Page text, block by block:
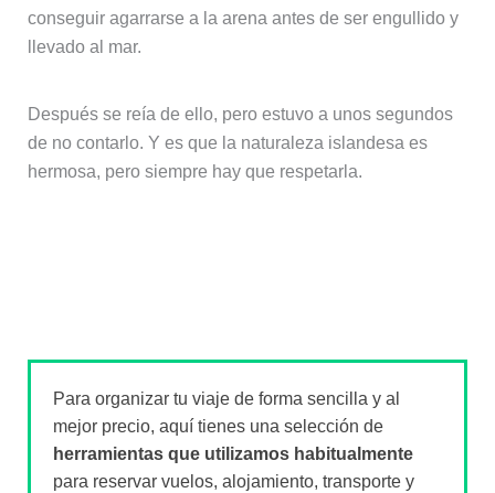
conseguir agarrarse a la arena antes de ser engullido y
llevado al mar.
Después se reía de ello, pero estuvo a unos segundos
de no contarlo. Y es que la naturaleza islandesa es
hermosa, pero siempre hay que respetarla.
Para organizar tu viaje de forma sencilla y al
mejor precio, aquí tienes una selección de
herramientas que utilizamos habitualmente
para reservar vuelos, alojamiento, transporte y